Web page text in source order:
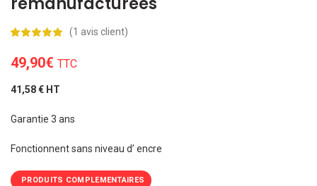
(1 avis client)
49,90€ TTC
41,58 € HT
Garantie 3 ans
Fonctionnent sans niveau d’ encre
PRODUITS COMPLEMENTAIRES